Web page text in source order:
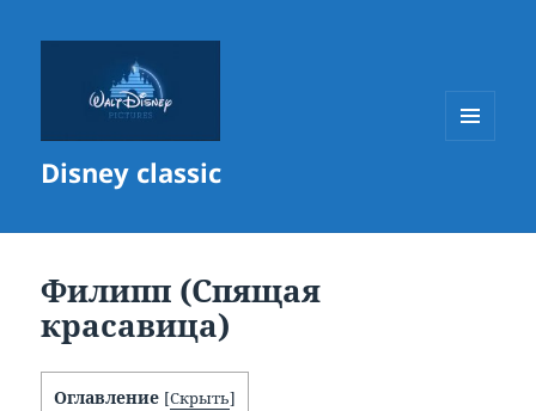
Disney classic
Филипп (Спящая
красавица)
Оглавление [Скрыть]